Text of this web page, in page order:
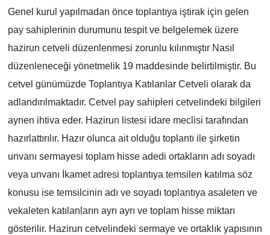
Genel kurul yapılmadan önce toplantıya iştirak için gelen
pay sahiplerinin durumunu tespit ve belgelemek üzere
hazirun cetveli düzenlenmesi zorunlu kılınmıştır Nasıl
düzenleneceği yönetmelik 19 maddesinde belirtilmiştir. Bu
cetvel günümüzde Toplantıya Katılanlar Cetveli olarak da
adlandırılmaktadır. Cetvel pay sahipleri cetvelindeki bilgileri
aynen ihtiva eder. Hazirun listesi idare meclisi tarafından
hazırlattırılır. Hazır olunca ait olduğu toplantı ile şirketin
unvanı sermayesi toplam hisse adedi ortakların adı soyadı
veya unvanı İkamet adresi toplantıya temsilen katılma söz
konusu ise temsilcinin adı ve soyadı toplantıya asaleten ve
vekaleten katılanların ayrı ayrı ve toplam hisse miktarı
gösterilir. Hazirun cetvelindeki sermaye ve ortaklık yapısının